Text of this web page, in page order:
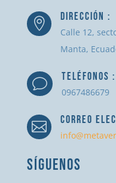
 DIRECCIÓN :
Calle 12,
Manta,
v TELÉFONOS :
0967486679
 CORREO
SÍGUENOS